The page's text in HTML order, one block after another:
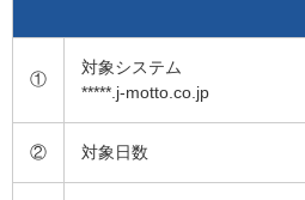
①
対象システム
*****.j-motto.co.jp
② 対象日数